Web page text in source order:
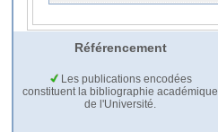
Référencement
Les publications encodées
constituent la bibliographie académique
de l'Université.